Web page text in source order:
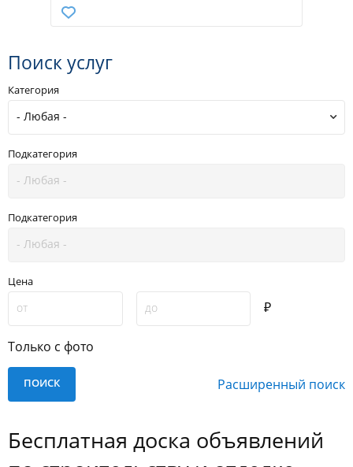
Поиск услуг
Категория
Подкатегория
Подкатегория
Цена
₽
Только с фото
Расширенный поиск
Бесплатная доска объявлений